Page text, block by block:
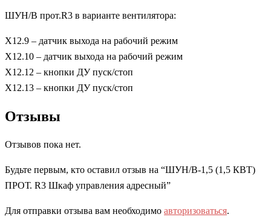
ШУН/В прот.R3 в варианте вентилятора:
X12.9 – датчик выхода на рабочий режим
X12.10 – датчик выхода на рабочий режим
X12.12 – кнопки ДУ пуск/стоп
X12.13 – кнопки ДУ пуск/стоп
Отзывы
Отзывов пока нет.
Будьте первым, кто оставил отзыв на “ШУН/В-1,5 (1,5 КВТ)
ПРОТ. R3 Шкаф управления адресный”
Для отправки отзыва вам необходимо авторизоваться.